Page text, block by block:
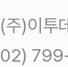
(주)이투
02)